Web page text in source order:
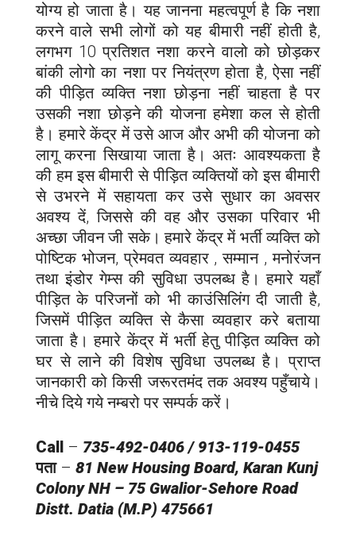
योग्य हो जाता है। यह जानना महत्वपूर्ण है कि नशा
करने वाले सभी लोगों को यह बीमारी नहीं होती है,
लगभग 10 प्रतिशत नशा करने वालो को छोड़कर
बांकी लोगो का नशा पर नियंत्रण होता है, ऐसा नहीं
की पीड़ित व्यक्ति नशा छोड़ना नहीं चाहता है पर
उसकी नशा छोड़ने की योजना हमेशा कल से होती
है। हमारे केंद्र में उसे आज और अभी की योजना को
लागू करना सिखाया जाता है। अतः आवश्यकता है
की हम इस बीमारी से पीड़ित व्यक्तियों को इस बीमारी
से उभरने में सहायता कर उसे सुधार का अवसर
अवश्य दें, जिससे की वह और उसका परिवार भी
अच्छा जीवन जी सके। हमारे केंद्र में भर्ती व्यक्ति को
पोष्टिक भोजन, प्रेमवत व्यवहार , सम्मान , मनोरंजन
तथा इंडोर गेम्स की सुविधा उपलब्ध है। हमारे यहाँ
पीड़ित के परिजनों को भी काउंसिलिंग दी जाती है,
जिसमें पीड़ित व्यक्ति से कैसा व्यवहार करे बताया
जाता है। हमारे केंद्र में भर्ती हेतु पीड़ित व्यक्ति को
घर से लाने की विशेष सुविधा उपलब्ध है। प्राप्त
जानकारी को किसी जरूरतमंद तक अवश्य पहुँचाये।
नीचे दिये गये नम्बरो पर सम्पर्क करें।
Call – 735-492-0406 / 913-119-0455
पता– 81 New Housing Board, Karan Kunj
Colony NH – 75 Gwalior-Sehore Road
Distt. Datia (M.P) 475661